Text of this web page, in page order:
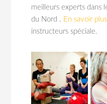
meilleurs experts dans
du Nord . En savoir plus
instructeurs spéciale.